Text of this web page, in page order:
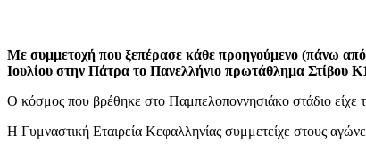
Με συμμετοχή που ξεπέρασε κάθε προηγούμενο (πάνω από
Ιουλίου στην Πάτρα το Πανελλήνιο πρωτάθλημα Στίβου
Ο κόσμος που βρέθηκε στο Παμπελοποννησιάκο στάδιο είχε
Η Γυμναστική Εταιρεία Κεφαλληνίας συμμετείχε στους